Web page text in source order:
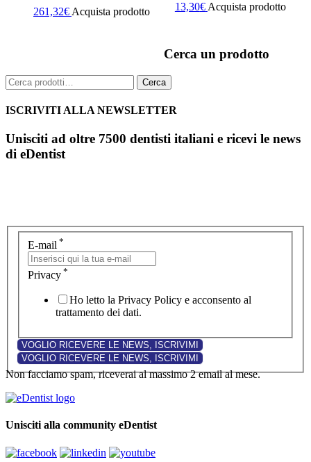
261,32€ Acquista prodotto 13,30€ Acquista prodotto
Cerca un prodotto
Cerca: Cerca
ISCRIVITI ALLA NEWSLETTER
Unisciti ad oltre 7500 dentisti italiani e ricevi le news
di eDentist
E-mail *
Privacy *
Ho letto la Privacy Policy e acconsento al
trattamento dei dati.
Non facciamo spam, riceverai al massimo 2 email al mese.
Unisciti alla community eDentist